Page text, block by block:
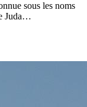
sous les noms
Juda…